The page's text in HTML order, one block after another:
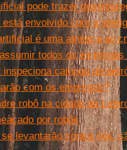
pode trazer
envolvido com a
é uma ameaça ao
todos os
inspeciona campos de
com os empregos?
robô na cidade de
por robôs
se levantarão contra nós,